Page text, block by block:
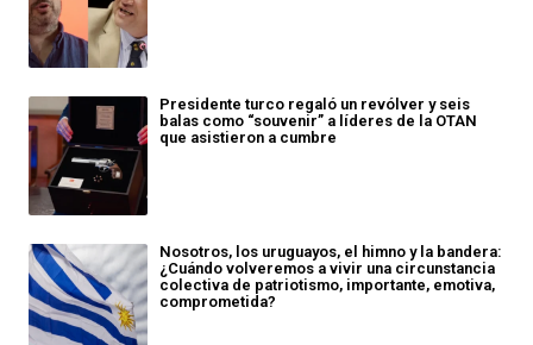
Presidente turco regaló un revólver y seis
balas como “souvenir” a líderes de la OTAN
que asistieron a cumbre
Nosotros, los uruguayos, el himno y la bandera:
¿Cuándo volveremos a vivir una circunstancia
colectiva de patriotismo, importante, emotiva,
comprometida?